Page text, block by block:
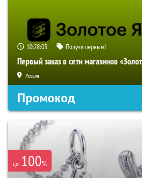
10:28:01 Получи первым!
Первый заказ в сети магазинов
Россия
Промокод
до 100%